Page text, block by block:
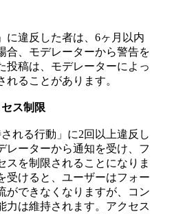
に違反した者は、6ヶ月以内
合、モデレーターから警告を
投稿は、モデレーターによっ
れることがあります。
ス制限
れる行動」に2回以上違反し
レーターから通知を受け、フ
スを制限されることになりま
受けると、ユーザーはフォー
ができなくなりますが、コン
力は維持されます。アクセス